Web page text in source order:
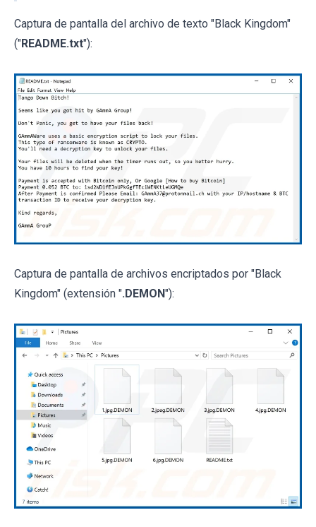
Captura de pantalla del archivo de texto "Black Kingdom"
("README.txt"):
Captura de pantalla de archivos encriptados por "Black
Kingdom" (extensión ".DEMON"):